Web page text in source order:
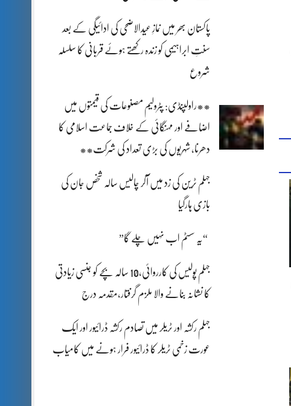
پاکستان بھر میں نمازِ عیدالاضحی کی ادائیگی کے بعد
سنتِ ابراہیمی کو زندہ رکھتے ہوئے قربانی کا سلسلہ
شروع
**راولپنڈی: پٹرولیم مصنوعات کی قیمتوں میں
اضافے اور مہنگائی کے خلاف جماعت اسلامی کا
دھرنا، شہریوں کی بڑی تعداد کی شرکت**
جہلم ٹرین کی زد میں آکر چالیس سالہ شخص جان کی
بازی ہارگیا
“یہ سسٹم اب نہیں چلے گا”
جہلم پولیس کی کارروائی،10 سالہ بچے کو جنسی زیادتی
کا نشانہ بنانے والا ملزم گرفتار،مقدمہ درج
جہلم رکشہ اور ٹریلر میں تصادم رکشہ ڈرائیور اور ایک
عورت زخمی ٹریلر کا ڈرائیور فرار ہونے میں کامیاب